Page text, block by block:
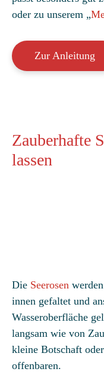
oder zu unserem „
Zur Anleitung
Zauberhafte
lassen
Die Seerosen
innen gefaltet und
Wasseroberfläche
langsam wie von
kleine Botschaft
offenbaren.